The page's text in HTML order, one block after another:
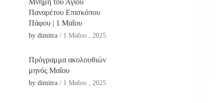
Μνήμη του Αγίου
Παναρέτου Επισκόπου
Πάφου | 1 Μαΐου
by dimitra / 1 Μαΐου , 2025
Πρόγραμμα ακολουθιών
μηνός Μαΐου
by dimitra / 1 Μαΐου , 2025